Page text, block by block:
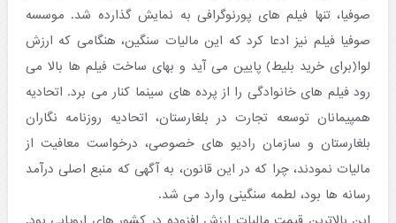
صوفیا، تنها فیلم های پورنوگرافی به نمایش گذارده شد. موسسه
صوفیا فیلم نیز ادعا کرد که این مالیات سنگین، هنگامی که ارزش
لوا(برای خرید بلیط) پایین می آید و بهای ساخت فیلم ها بالا می
رود فیلم های خانوادگی را از پرده های سینما کنار می برد. اتحادیه
همپیمانان توسعه تجارت در بلغارستان، اتحادیه روزنامه نگاران
بلغارستان و سازمان رادیو های خصوصی، درخواست معافیت از
مالیات نمودند، چرا که در این قانون، به آگهی که منبع اصلی درآمد
رسانه ها بود، لطمه سنگینی وارد می شد.